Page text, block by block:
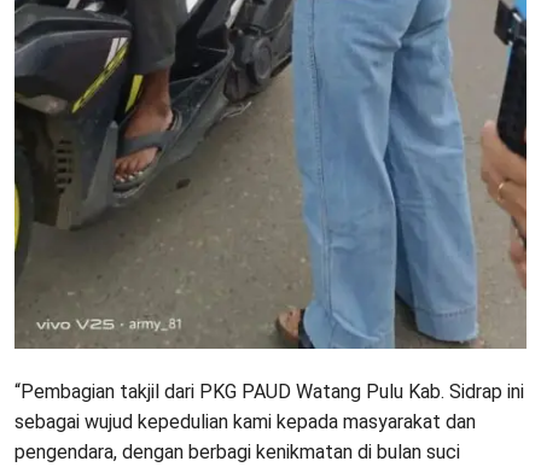
“Pembagian takjil dari PKG PAUD Watang Pulu Kab. Sidrap ini
sebagai wujud kepedulian kami kepada masyarakat dan
pengendara, dengan berbagi kenikmatan di bulan suci